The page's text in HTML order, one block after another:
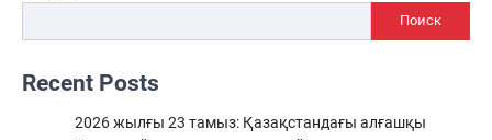
Поиск
Recent Posts
2026 жылғы 23 тамыз: Қазақстандағы алғашқы